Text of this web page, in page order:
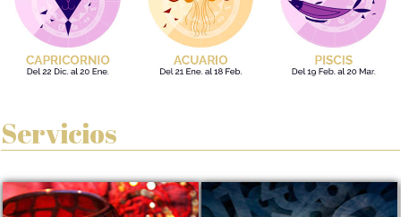
Servicios